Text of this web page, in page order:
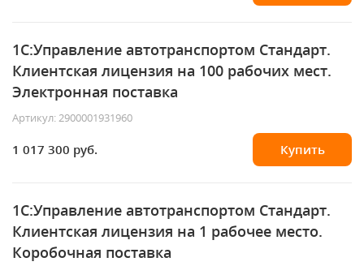
1С:Управление автотранспортом Стандарт.
Клиентская лицензия на 100 рабочих мест.
Электронная поставка
Артикул: 2900001931960
1 017 300 руб. Купить
1С:Управление автотранспортом Стандарт.
Клиентская лицензия на 1 рабочее место.
Коробочная поставка